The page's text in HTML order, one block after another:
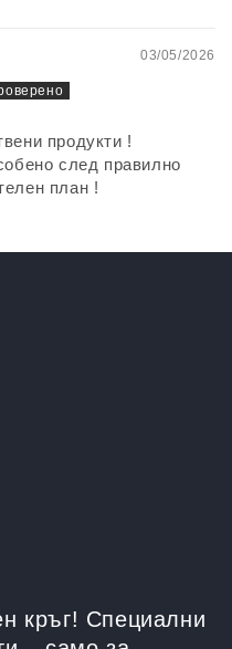
03/05/2026
продукти !
след правилно
план !
кръг! Специални